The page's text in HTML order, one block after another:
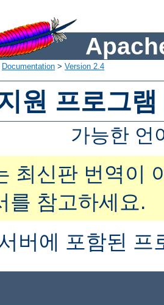
Documentation > Version 2.4
원 프로그램
가능한 언
최신판 번역이
를 참고하세요.
버에 포함된 프